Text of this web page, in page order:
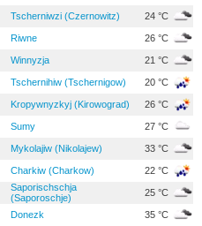
Tscherniwzi (Czernowitz) 24 °C
Riwne 26 °C
Winnyzja 21 °C
Tschernihiw (Tschernigow) 20 °C
Kropywnyzkyj (Kirowograd) 26 °C
Sumy 27 °C
Mykolajiw (Nikolajew) 33 °C
Charkiw (Charkow) 22 °C
Saporischschja
(Saporoschje)
25 °C
Donezk 35 °C